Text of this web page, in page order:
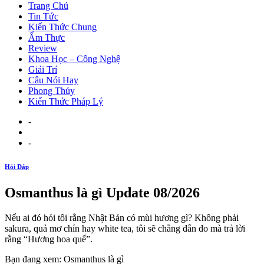
Trang Chủ
Tin Tức
Kiến Thức Chung
Ẩm Thực
Review
Khoa Học – Công Nghệ
Giải Trí
Câu Nói Hay
Phong Thủy
Kiến Thức Pháp Lý
-
-
Hỏi Đáp
Osmanthus là gì Update 08/2026
Nếu ai đó hỏi tôi rằng Nhật Bản có mùi hương gì? Không phải
sakura, quả mơ chín hay white tea, tôi sẽ chẳng đắn đo mà trả lời
rằng “Hương hoa quế”.
Bạn đang xem: Osmanthus là gì